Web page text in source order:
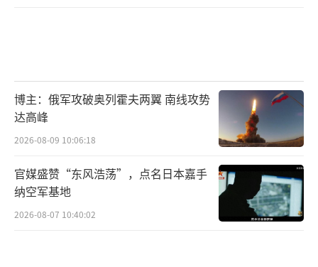
博主：俄军攻破奥列霍夫两翼 南线攻势
达高峰
2026-08-09 10:06:18
官媒盛赞“东风浩荡”，点名日本嘉手
纳空军基地
2026-08-07 10:40:02